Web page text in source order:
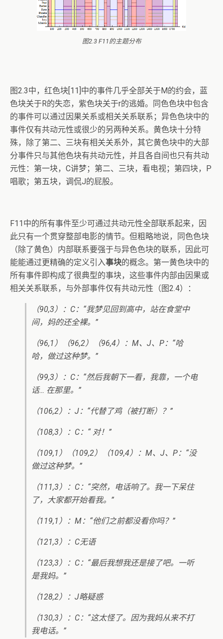
图2.3 F11的主题分布
图2.3中，红色块[11]中的事件几乎全部关于M的约会，蓝
色块关于R的失恋，紫色块关于r的逃婚。同色色块中包含
的事件可以通过因果关系或相关关系联系；异色色块中的
事件仅有共动元性或很少的另两种关系。黄色块十分特
殊，除了第二、三块有相关关系外，其它黄色块中的大部
分事件只与其他色块有共动元性，并且各自间也只有共动
元性：第一块，C讲梦；第二、三块，看电视；第四块，P
唱歌；第五块，调侃J的屁股。
F11中的所有事件至少可通过共动元性全部联系起来，因
此只有一个贯穿整部电影的情节。但粗略地说，同色色块
（除了黄色）内部联系要强于与异色色块的联系，因此可
能能通过更精确的定义引入事块的概念。第一黄色块中的
所有事件即构成了很典型的事块，这些事件内部由因果或
相关关系联系，与外部事件仅有共动元性（图2.4）：
（90,3）：C：“我梦见回到高中，站在食堂中
间，妈的还全裸。”
（96,1）（96,2）（96,4）：M、J、P：“哈
哈，做过这种梦。”
（99,3）：C：“然后我朝下一看，我靠，一个电
话… 在那里。”
（106,2）：J：“代替了鸡（被打断）？”
（108,3）：C：“ 对！”
（109,1）（109,2）（109,4）：M、J、P：“没
做过这种梦。”
（111,3）：C：“突然，电话响了。我一下呆住
了，大家都开始看我。”
（119,1）：M：“他们之前都没看你吗？”
（121,3）：C无语
（123,3）：C：“最后我想我还是接了吧。一听
是我妈。”
（128,2）：J略疑惑
（130,3）：C：“这太怪了。因为我妈从来不打
我电话。”